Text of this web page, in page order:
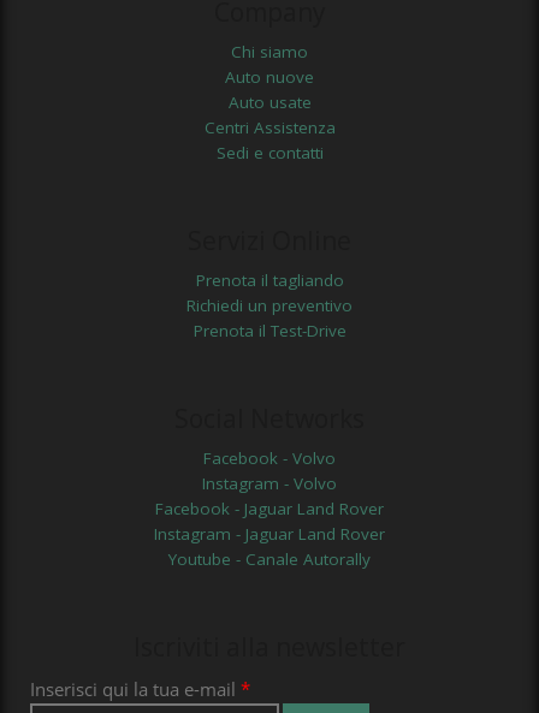
Chi siamo
Auto nuove
Auto usate
Centri Assistenza
Sedi e contatti
Prenota il tagliando
Richiedi un preventivo
Prenota il Test-Drive
Facebook - Volvo
Instagram - Volvo
Facebook - Jaguar Land Rover
Instagram - Jaguar Land Rover
Youtube - Canale Autorally